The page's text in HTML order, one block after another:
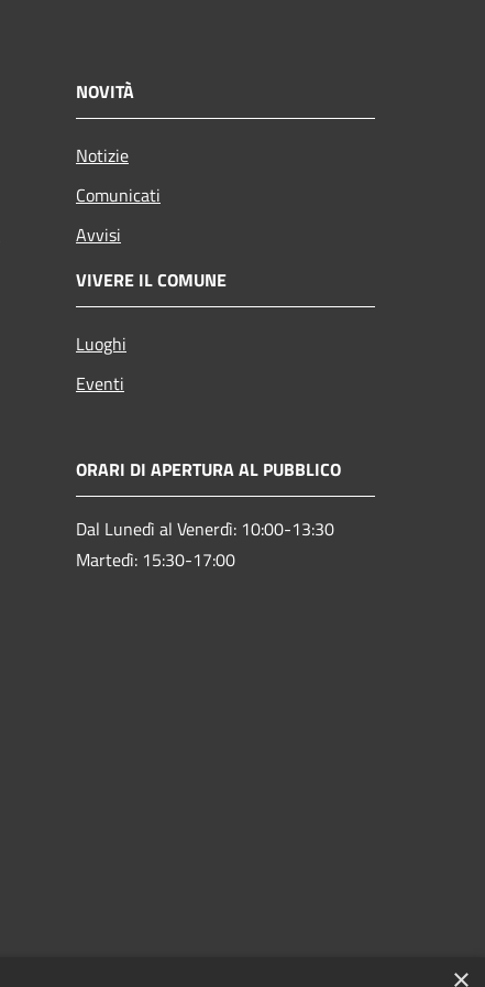
NOVITÀ
Notizie
Comunicati
Avvisi
VIVERE IL COMUNE
Luoghi
Eventi
ORARI DI APERTURA AL PUBBLICO
Dal Lunedì al Venerdì: 10:00-13:30
Martedì: 15:30-17:00
×